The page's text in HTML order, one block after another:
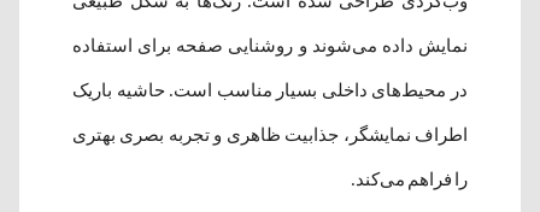
نمایش داده می‌شوند و روشنایی صفحه برای استفاده
در محیط‌های داخلی بسیار مناسب است. حاشیه باریک
اطراف نمایشگر، جذابیت ظاهری و تجربه بصری بهتری
را فراهم می‌کند.